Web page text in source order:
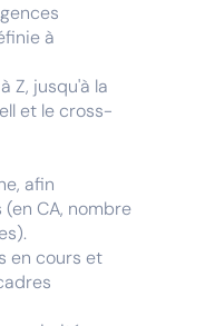
à
Z, jusqu'à la
et le cross-
afin
CA, nombre
en cours et